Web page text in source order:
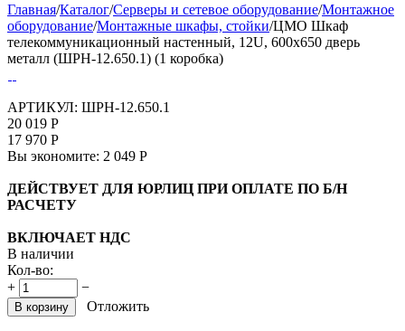
Главная/Каталог/Серверы и сетевое оборудование/Монтажное
оборудование/Монтажные шкафы, стойки/ЦМО Шкаф
телекоммуникационный настенный, 12U, 600х650 дверь
металл (ШРН-12.650.1) (1 коробка)
АРТИКУЛ: ШРН-12.650.1
20 019 Р
17 970 Р
Вы экономите: 2 049 Р
ДЕЙСТВУЕТ ДЛЯ ЮРЛИЦ ПРИ ОПЛАТЕ ПО Б/Н
РАСЧЕТУ
ВКЛЮЧАЕТ НДС
В наличии
Кол-во:
+
−
В корзину Отложить